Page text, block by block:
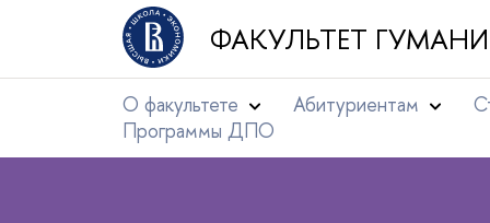
ФАКУЛЬТЕТ
О факультете Абитуриентам
Программы ДПО